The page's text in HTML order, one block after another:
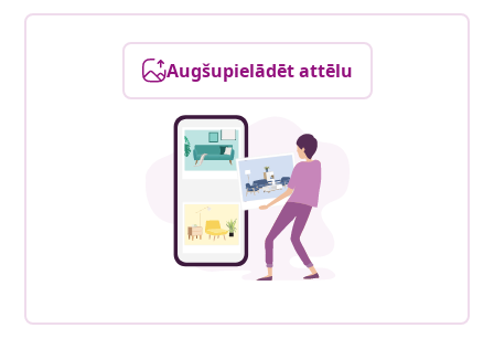
Augšupielādēt attēlu